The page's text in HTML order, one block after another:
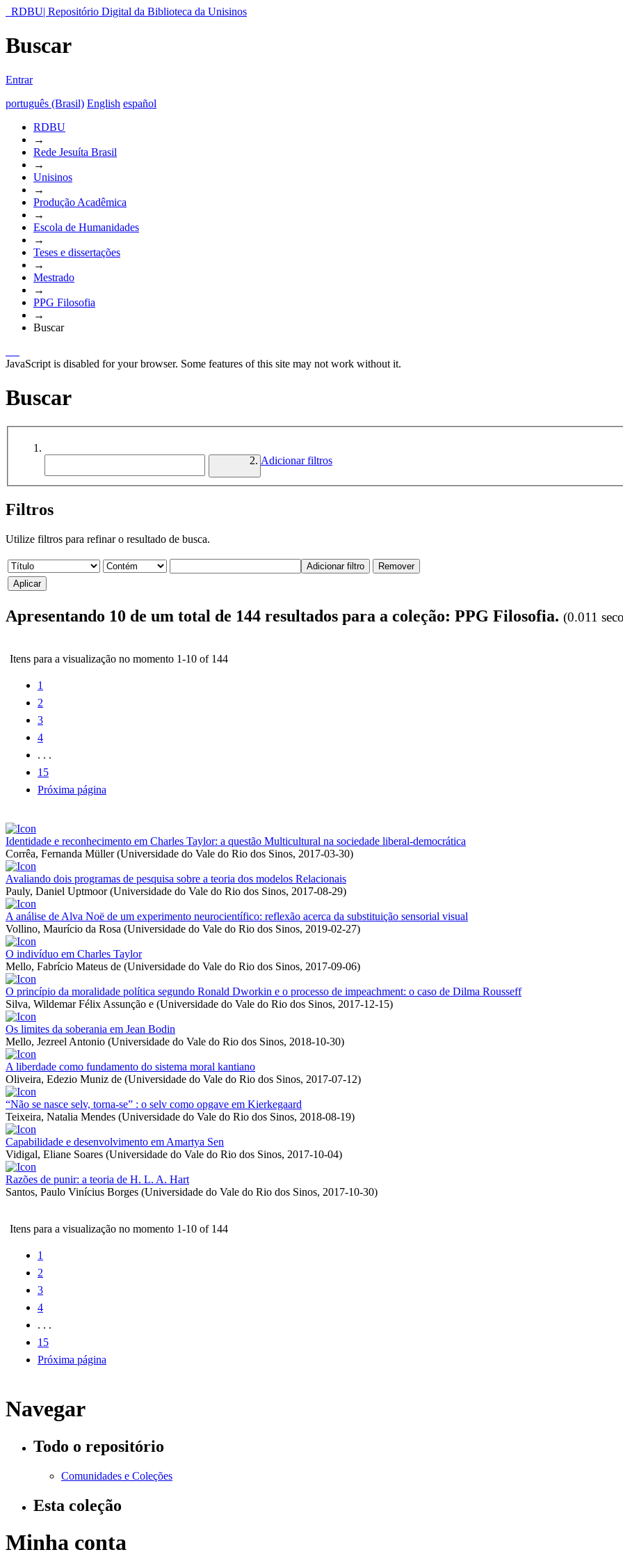
RDBU| Repositório Digital da Biblioteca da Unisinos
Buscar
Entrar
português (Brasil) English español
RDBU
→
Rede Jesuíta Brasil
→
Unisinos
→
Produção Acadêmica
→
Escola de Humanidades
→
Teses e dissertações
→
Mestrado
→
PPG Filosofia
→
Buscar
JavaScript is disabled for your browser. Some features of this site may not work without it.
Buscar
Adicionar filtros
Filtros
Utilize filtros para refinar o resultado de busca.
Apresentando 10 de um total de 144 resultados para a coleção: PPG Filosofia. (0.011
Itens para a visualização no momento 1-10 of 144
1
2
3
4
. . .
15
Próxima página
Identidade e reconhecimento em Charles Taylor: a questão Multicultural na sociedade liberal-democrática
Corrêa, Fernanda Müller (Universidade do Vale do Rio dos Sinos, 2017-03-30)
Avaliando dois programas de pesquisa sobre a teoria dos modelos Relacionais
Pauly, Daniel Uptmoor (Universidade do Vale do Rio dos Sinos, 2017-08-29)
A análise de Alva Noë de um experimento neurocientífico: reflexão acerca da substituição sensorial visual
Vollino, Maurício da Rosa (Universidade do Vale do Rio dos Sinos, 2019-02-27)
O indivíduo em Charles Taylor
Mello, Fabrício Mateus de (Universidade do Vale do Rio dos Sinos, 2017-09-06)
O princípio da moralidade política segundo Ronald Dworkin e o processo de impeachment: o caso de Dilma Rousseff
Silva, Wildemar Félix Assunção e (Universidade do Vale do Rio dos Sinos, 2017-12-15)
Os limites da soberania em Jean Bodin
Mello, Jezreel Antonio (Universidade do Vale do Rio dos Sinos, 2018-10-30)
A liberdade como fundamento do sistema moral kantiano
Oliveira, Edezio Muniz de (Universidade do Vale do Rio dos Sinos, 2017-07-12)
“Não se nasce selv, torna-se” : o selv como opgave em Kierkegaard
Teixeira, Natalia Mendes (Universidade do Vale do Rio dos Sinos, 2018-08-19)
Capabilidade e desenvolvimento em Amartya Sen
Vidigal, Eliane Soares (Universidade do Vale do Rio dos Sinos, 2017-10-04)
Razões de punir: a teoria de H. L. A. Hart
Santos, Paulo Vinícius Borges (Universidade do Vale do Rio dos Sinos, 2017-10-30)
Itens para a visualização no momento 1-10 of 144
1
2
3
4
. . .
15
Próxima página
Navegar
Todo o repositório
Comunidades e Coleções
Esta coleção
Minha conta